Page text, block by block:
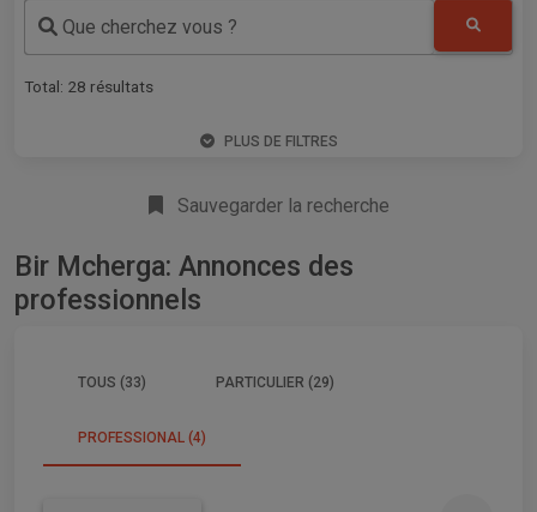
Que cherchez vous ?
Total: 28 résultats
PLUS DE FILTRES
Sauvegarder la recherche
Bir Mcherga: Annonces des
professionnels
TOUS (33) PARTICULIER (29)
PROFESSIONAL (4)